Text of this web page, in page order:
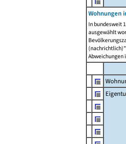
Wohnungen
In bundesweit
ausgewählt
Abweichungen